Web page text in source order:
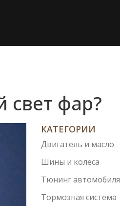
фар?
КАТЕГОРИИ
Двигатель и масло
Шины и колеса
Тюнинг автомобиля
Тормозная система